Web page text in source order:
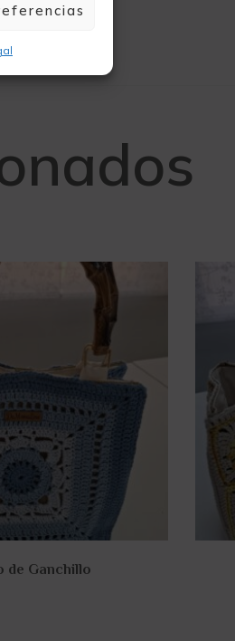
de Ganchillo